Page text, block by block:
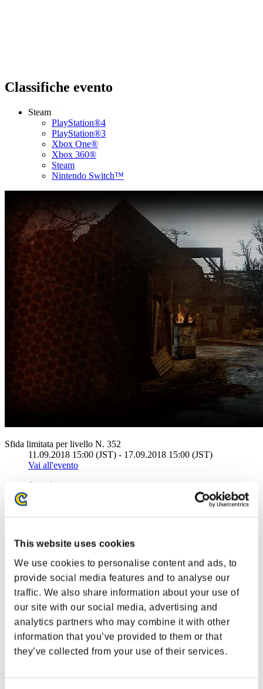
This website uses cookies
We use cookies to personalise content and ads, to
provide social media features and to analyse our
traffic. We also share information about your use of
our site with our social media, advertising and
analytics partners who may combine it with other
information that you’ve provided to them or that
they’ve collected from your use of their services.
Classifiche evento
Steam
PlayStation®4
PlayStation®3
Xbox One®
Xbox 360®
Steam
Nintendo Switch™
Sfida limitata per livello N. 352
11.09.2018 15:00 (JST) - 17.09.2018 15:00 (JST)
Vai all'evento
Singolo
(Le classifiche sono aggiornate ogni 6 ore)
Classifiche
Posizione